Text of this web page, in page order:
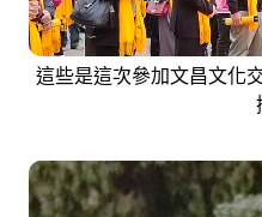
這些是這次參加文昌文化